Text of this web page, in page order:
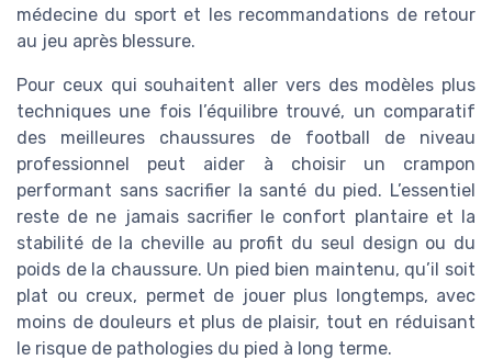
médecine du sport et les recommandations de retour
au jeu après blessure.
Pour ceux qui souhaitent aller vers des modèles plus
techniques une fois l’équilibre trouvé, un comparatif
des meilleures chaussures de football de niveau
professionnel peut aider à choisir un crampon
performant sans sacrifier la santé du pied. L’essentiel
reste de ne jamais sacrifier le confort plantaire et la
stabilité de la cheville au profit du seul design ou du
poids de la chaussure. Un pied bien maintenu, qu’il soit
plat ou creux, permet de jouer plus longtemps, avec
moins de douleurs et plus de plaisir, tout en réduisant
le risque de pathologies du pied à long terme.